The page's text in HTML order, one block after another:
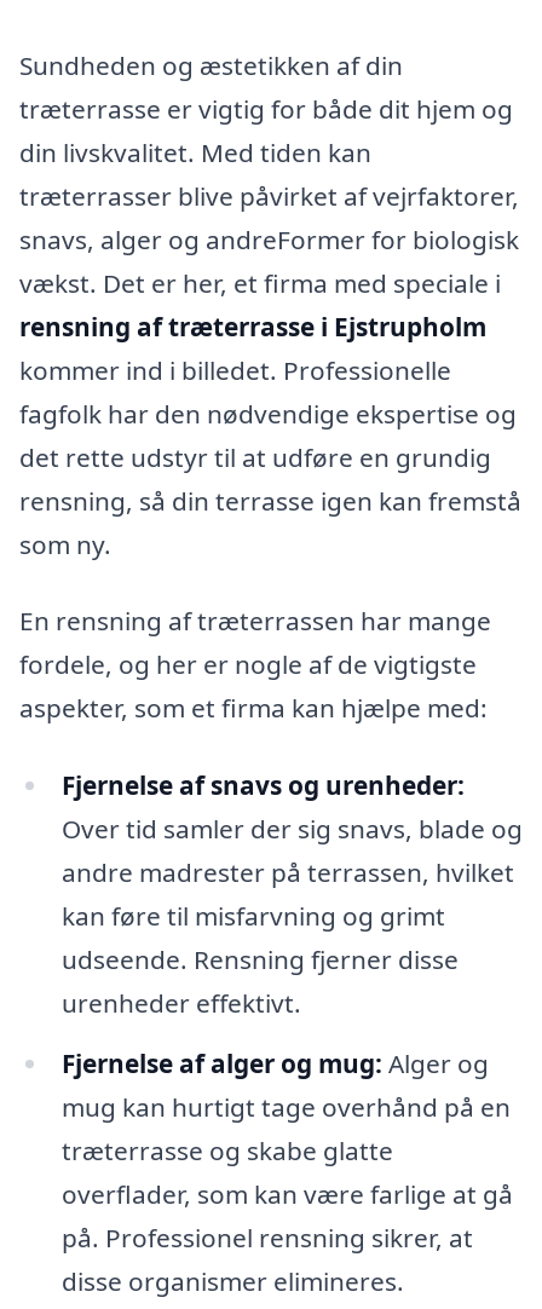
Sundheden og æstetikken af din
træterrasse er vigtig for både dit hjem og
din livskvalitet. Med tiden kan
træterrasser blive påvirket af vejrfaktorer,
snavs, alger og andreFormer for biologisk
vækst. Det er her, et firma med speciale i
rensning af træterrasse i Ejstrupholm
kommer ind i billedet. Professionelle
fagfolk har den nødvendige ekspertise og
det rette udstyr til at udføre en grundig
rensning, så din terrasse igen kan fremstå
som ny.
En rensning af træterrassen har mange
fordele, og her er nogle af de vigtigste
aspekter, som et firma kan hjælpe med:
Fjernelse af snavs og urenheder:
Over tid samler der sig snavs, blade og
andre madrester på terrassen, hvilket
kan føre til misfarvning og grimt
udseende. Rensning fjerner disse
urenheder effektivt.
Fjernelse af alger og mug: Alger og
mug kan hurtigt tage overhånd på en
træterrasse og skabe glatte
overflader, som kan være farlige at gå
på. Professionel rensning sikrer, at
disse organismer elimineres.